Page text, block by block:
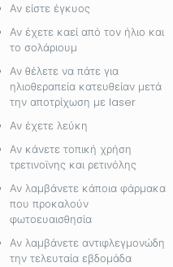
Αν είστε έγκυος
Αν έχετε καεί από τον ήλιο και
το σολάριουμ
Αν θέλετε να πάτε για
ηλιοθεραπεία κατευθείαν μετά
την αποτρίχωση με laser
Αν έχετε λεύκη
Αν κάνετε τοπική χρήση
τρετινοϊνης και ρετινόλης
Αν λαμβάνετε κάποια φάρμακα
που προκαλούν
φωτοευαισθησία
Αν λαμβάνετε αντιφλεγμονώδη
την τελευταία εβδομάδα